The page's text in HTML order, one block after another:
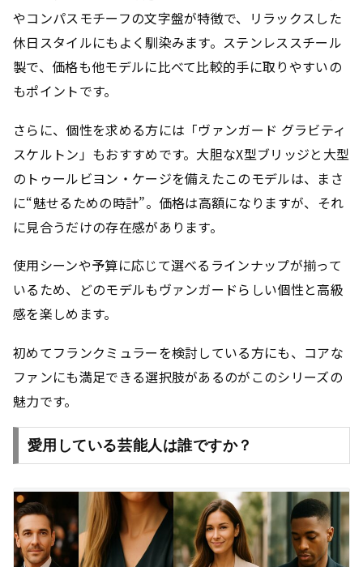
やコンパスモチーフの文字盤が特徴で、リラックスした
休日スタイルにもよく馴染みます。ステンレススチール
製で、価格も他モデルに比べて比較的手に取りやすいの
もポイントです。
さらに、個性を求める方には「ヴァンガード グラビティ
スケルトン」もおすすめです。大胆なX型ブリッジと大型
のトゥールビヨン・ケージを備えたこのモデルは、まさ
に“魅せるための時計”。価格は高額になりますが、それ
に見合うだけの存在感があります。
使用シーンや予算に応じて選べるラインナップが揃って
いるため、どのモデルもヴァンガードらしい個性と高級
感を楽しめます。
初めてフランクミュラーを検討している方にも、コアな
ファンにも満足できる選択肢があるのがこのシリーズの
魅力です。
愛用している芸能人は誰ですか？